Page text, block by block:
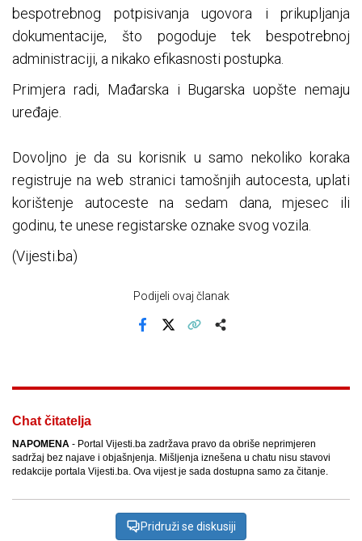
bespotrebnog potpisivanja ugovora i prikupljanja
dokumentacije, što pogoduje tek bespotrebnoj
administraciji, a nikako efikasnosti postupka.
Primjera radi, Mađarska i Bugarska uopšte nemaju
uređaje.
Dovoljno je da su korisnik u samo nekoliko koraka
registruje na web stranici tamošnjih autocesta, uplati
korištenje autoceste na sedam dana, mjesec ili
godinu, te unese registarske oznake svog vozila.
(Vijesti.ba)
Podijeli ovaj članak
Chat čitatelja
NAPOMENA - Portal Vijesti.ba zadržava pravo da obriše neprimjeren
sadržaj bez najave i objašnjenja. Mišljenja iznešena u chatu nisu stavovi
redakcije portala Vijesti.ba. Ova vijest je sada dostupna samo za čitanje.
Pridruži se diskusiji